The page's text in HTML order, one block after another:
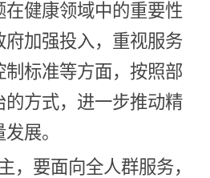
健康领域中的重要性
府加强投入，重视服务
标准等方面，按照部
的方式，进一步推动精
展。
，要面向全人群服务，